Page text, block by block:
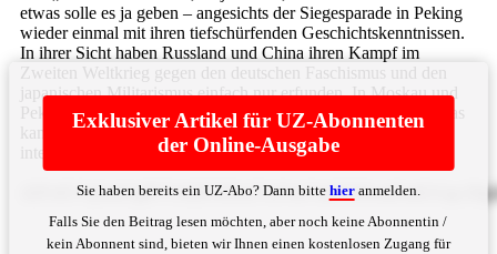
etwas solle es ja geben – angesichts der Siegesparade in Peking
wieder einmal mit ihren tiefschürfenden Geschichtskenntnissen.
In ihrer Sicht haben Russland und China ihren Kampf im
Zweiten Weltkrieg gegen den deutschen Faschismus und den
japanischen Militarismus einfach nur erfunden. In Moskau und
Peking sollte man doch einmal die Geschichtsbücher lesen. Das
kam dort, insoweit man sich dort überhaupt noch dafür
interessiert, ... Bittehier anmelden
Exklusiver Artikel für UZ-Abonnenten
der Online-Ausgabe
Sie haben bereits ein UZ-Abo? Dann bitte hieranmelden.
Falls Sie den Beitrag lesen möchten, aber noch keine Abonnentin /
kein Abonnent sind, bieten wir Ihnen einen kostenlosen Zugang für